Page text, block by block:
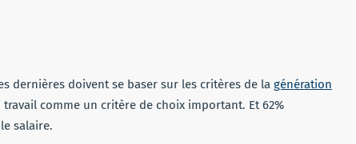
dernières doivent se baser sur les critères de la génération
comme un critère de choix important. Et 62%
salaire.